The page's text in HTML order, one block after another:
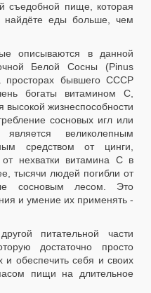
съедобной пище, которая
еды больше, чем
описываются в данной
Белой Сосны (Pinus
просторах бывшего СССР
богаты витамином C,
жизнеспособности
сосновых игл или
великолепным
средством от цинги,
нехватки витамина C в
тысячи людей погибли от
сосновым лесом. Это
и умение их применять -
питательной части
достаточно просто
и обеспечить себя и своих
пищи на длительное